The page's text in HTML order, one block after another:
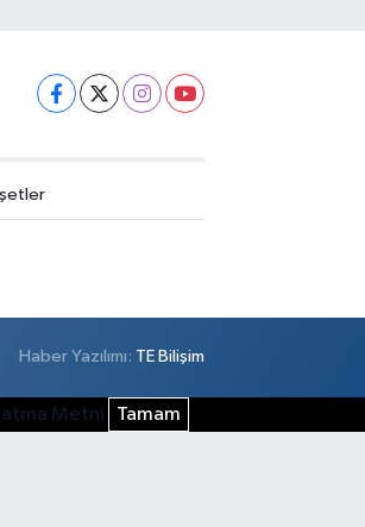
Haber Yazılımı: TE Bilişim
Metni Tamam